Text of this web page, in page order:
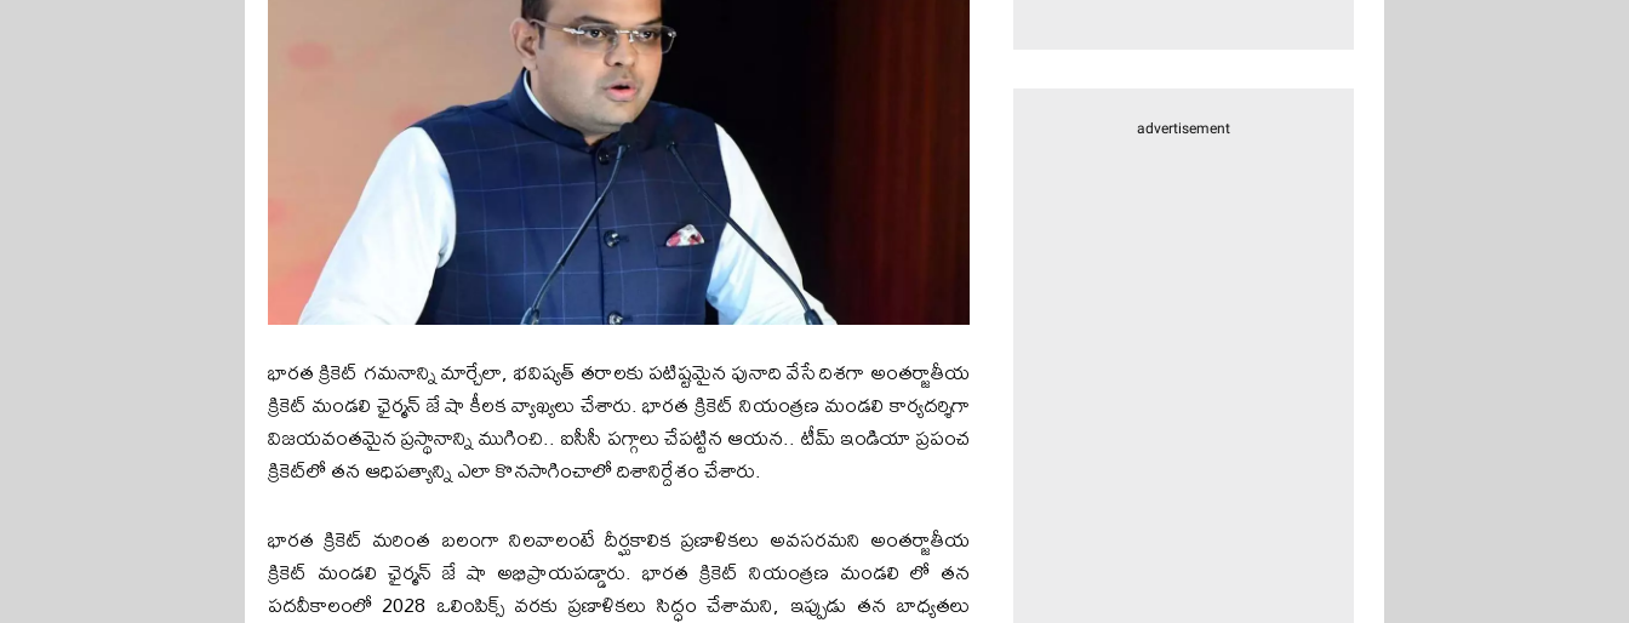
భారత క్రికెట్ గమనాన్ని మార్చేలా, భవిష్యత్ తరాలకు పటిష్టమైన పునాది వేసే దిశగా అంతర్జాతీయ
క్రికెట్ మండలి ఛైర్మన్ జే షా కీలక వ్యాఖ్యలు చేశారు. భారత క్రికెట్ నియంత్రణ మండలి కార్యదర్శిగా
విజయవంతమైన ప్రస్థానాన్ని ముగించి.. ఐసీసీ పగ్గాలు చేపట్టిన ఆయన.. టీమ్ ఇండియా ప్రపంచ
క్రికెట్‌లో తన ఆధిపత్యాన్ని ఎలా కొనసాగించాలో దిశానిర్దేశం చేశారు.
భారత క్రికెట్ మరింత బలంగా నిలవాలంటే దీర్ఘకాలిక ప్రణాళికలు అవసరమని అంతర్జాతీయ
క్రికెట్ మండలి ఛైర్మన్ జే షా అభిప్రాయపడ్డారు. భారత క్రికెట్ నియంత్రణ మండలి లో తన
పదవీకాలంలో 2028 ఒలింపిక్స్ వరకు ప్రణాళికలు సిద్ధం చేశామని, ఇప్పుడు తన బాధ్యతలు
advertisement